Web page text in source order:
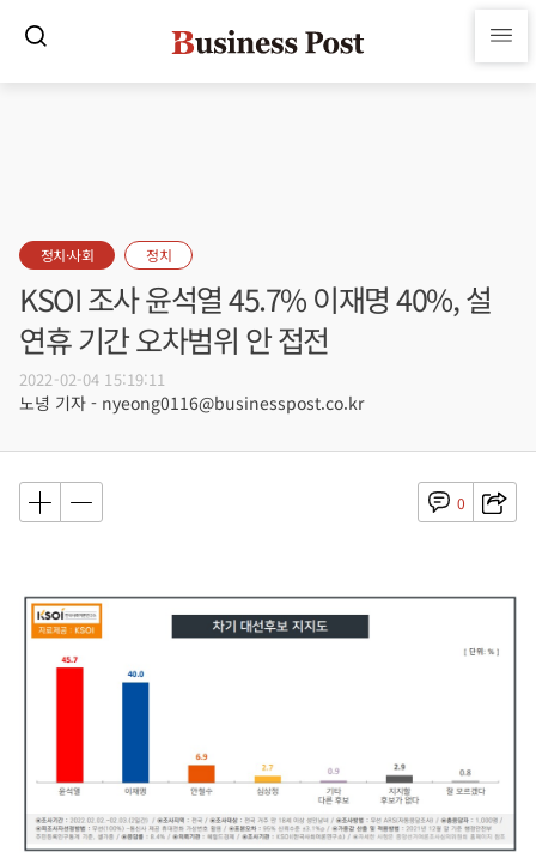
정치·사회 정치
KSOI 조사 윤석열 45.7% 이재명 40%, 설
연휴 기간 오차범위 안 접전
2022-02-04 15:19:11
노녕 기자 - nyeong0116@businesspost.co.kr
0